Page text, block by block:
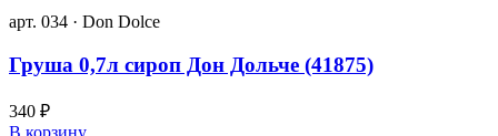
арт. 034 · Don Dolce
Груша 0,7л сироп Дон Дольче (41875)
340 ₽
В корзину